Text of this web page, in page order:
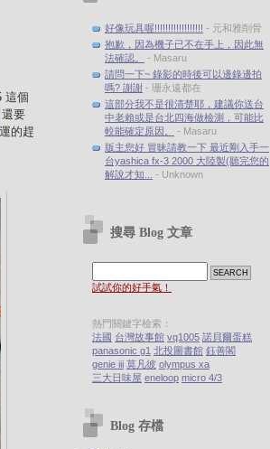
這個
還要
的趕
好像玩具喔!!!!!!!!!!!!!!!!!! - 元和雅削骨
抱歉，因為機子已不在手上，因此無
法確認。
- Masaru
請問一下~ 錄影的時後可以邊錄邊拍
嗎? 謝謝 - 珊永遠都在
這部分我不是很清楚耶，建議你送台
中老賴或是台北四海做檢測，可能比
較能確定原因。
- Masaru
版主您好 冒昧請教一下 最近剛入手一
台yashica fx-3 2000 大陸製(聽完您的
解說才知...
- Unknown
搜尋 Blog 文章
試試你的好手氣！
熱門關鍵字檢索：
法國 台灣故事館 vq1005 諾貝爾蛋糕
panasonic g1 北投圖書館 鈺善閣
genie iii 莫凡彼 olympus xa
三大日味屋 eneloop micro 4/3
Blog 存檔